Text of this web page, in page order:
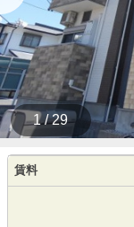
1 / 29
賃料